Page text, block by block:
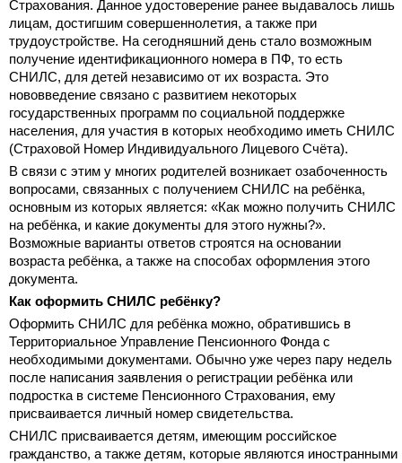
Страхования. Данное удостоверение ранее выдавалось лишь
лицам, достигшим совершеннолетия, а также при
трудоустройстве. На сегодняшний день стало возможным
получение идентификационного номера в ПФ, то есть
СНИЛС, для детей независимо от их возраста. Это
нововведение связано с развитием некоторых
государственных программ по социальной поддержке
населения, для участия в которых необходимо иметь СНИЛС
(Страховой Номер Индивидуального Лицевого Счёта).
В связи с этим у многих родителей возникает озабоченность
вопросами, связанных с получением СНИЛС на ребёнка,
основным из которых является: «Как можно получить СНИЛС
на ребёнка, и какие документы для этого нужны?».
Возможные варианты ответов строятся на основании
возраста ребёнка, а также на способах оформления этого
документа.
Как оформить СНИЛС ребёнку?
Оформить СНИЛС для ребёнка можно, обратившись в
Территориальное Управление Пенсионного Фонда с
необходимыми документами. Обычно уже через пару недель
после написания заявления о регистрации ребёнка или
подростка в системе Пенсионного Страхования, ему
присваивается личный номер свидетельства.
СНИЛС присваивается детям, имеющим российское
гражданство, а также детям, которые являются иностранными